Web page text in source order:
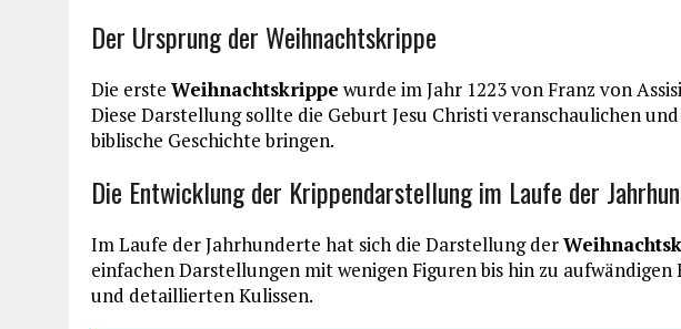
Der Ursprung der Weihnachtskrippe
Die erste Weihnachtskrippe wurde im Jahr 1223 von Franz von
Diese Darstellung sollte die Geburt Jesu Christi veranschaulichen
biblische Geschichte bringen.
Die Entwicklung der Krippendarstellung im Laufe der
Im Laufe der Jahrhunderte hat sich die Darstellung der
einfachen Darstellungen mit wenigen Figuren bis hin zu
und detaillierten Kulissen.